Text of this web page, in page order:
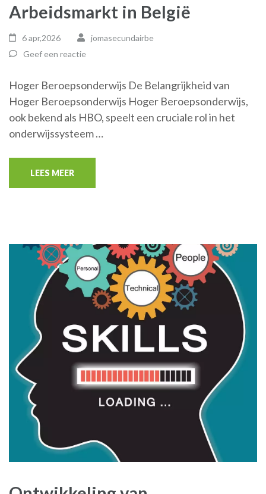
Arbeidsmarkt in België
6 apr,2026
jomasecundairbe
Geef een reactie
Hoger Beroepsonderwijs De Belangrijkheid van
Hoger Beroepsonderwijs Hoger Beroepsonderwijs,
ook bekend als HBO, speelt een cruciale rol in het
onderwijssysteem …
LEES MEER